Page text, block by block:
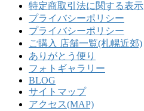
特定商取引法に関する表示
プライバシーポリシー
プライバシーポリシー
ご購入 店舗一覧(札幌近郊)
ありがとう便り
フォトギャラリー
BLOG
サイトマップ
アクセス(MAP)